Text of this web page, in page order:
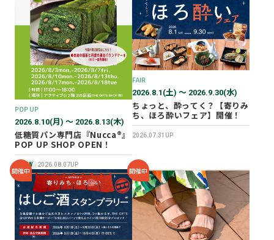
2026年02月
2025年12月
2025年11月
2025年10月
POP UP
2026.8.10(月) 〜 2026.8.13(木)
低糖質パン専門店『Nucca®』
POP UP SHOP OPEN！
NEW 2026.08.07UP
FAIR
2026.8.1(土) 〜 2026.9.30(水)
ちょっと、酔ってく？【寄りみ
ち、ほろ酔いフェア】開催！
2026.07.31UP
開催中 開催中